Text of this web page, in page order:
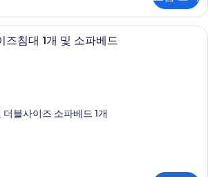
고급 침구, 템퍼페딕 침대, 객실 내 금고
즈침대 1개 및 소파베드
블사이즈 소파베드 1개